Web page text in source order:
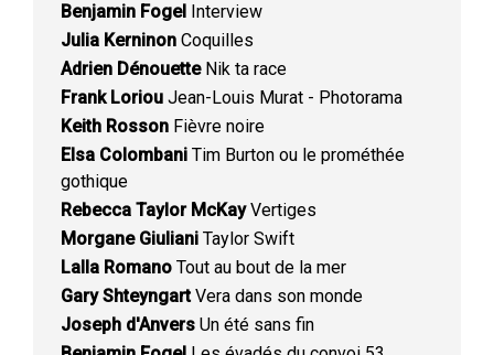
Benjamin Fogel Interview
Julia Kerninon Coquilles
Adrien DénouetteNik ta race
Frank Loriou Jean-Louis Murat - Photorama
Keith Rosson Fièvre noire
Elsa Colombani Tim Burton ou le prométhée
gothique
Rebecca Taylor McKayVertiges
Morgane Giuliani Taylor Swift
Lalla Romano Tout au bout de la mer
Gary ShteyngartVera dans son monde
Joseph d'Anvers Un été sans fin